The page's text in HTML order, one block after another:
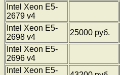
Intel Xeon E5-
2679 v4
Intel Xeon E5-
2698 v4
25000 руб.
Intel Xeon E5-
2696 v4
Intel Xeon E5-